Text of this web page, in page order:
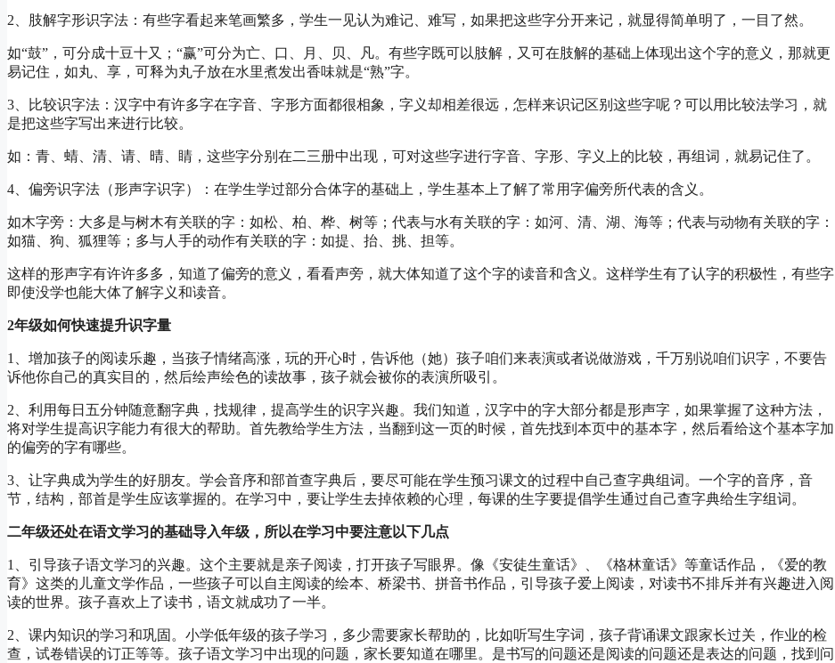
2、肢解字形识字法：有些字看起来笔画繁多，学生一见认为难记、难写，如果把这些字分开来记，就显得简单明了，一目了然。
如“鼓”，可分成十豆十又；“赢”可分为亡、口、月、贝、凡。有些字既可以肢解，又可在肢解的基础上体现出这个字的意义，那就更
易记住，如丸、享，可释为丸子放在水里煮发出香味就是“熟”字。
3、比较识字法：汉字中有许多字在字音、字形方面都很相象，字义却相差很远，怎样来识记区别这些字呢？可以用比较法学习，就
是把这些字写出来进行比较。
如：青、蜻、清、请、晴、睛，这些字分别在二三册中出现，可对这些字进行字音、字形、字义上的比较，再组词，就易记住了。
4、偏旁识字法（形声字识字）：在学生学过部分合体字的基础上，学生基本上了解了常用字偏旁所代表的含义。
如木字旁：大多是与树木有关联的字：如松、柏、桦、树等；代表与水有关联的字：如河、清、湖、海等；代表与动物有关联的字：
如猫、狗、狐狸等；多与人手的动作有关联的字：如提、抬、挑、担等。
这样的形声字有许许多多，知道了偏旁的意义，看看声旁，就大体知道了这个字的读音和含义。这样学生有了认字的积极性，有些字
即使没学也能大体了解字义和读音。
2年级如何快速提升识字量
1、增加孩子的阅读乐趣，当孩子情绪高涨，玩的开心时，告诉他（她）孩子咱们来表演或者说做游戏，千万别说咱们识字，不要告
诉他你自己的真实目的，然后绘声绘色的读故事，孩子就会被你的表演所吸引。
2、利用每日五分钟随意翻字典，找规律，提高学生的识字兴趣。我们知道，汉字中的字大部分都是形声字，如果掌握了这种方法，
将对学生提高识字能力有很大的帮助。首先教给学生方法，当翻到这一页的时候，首先找到本页中的基本字，然后看给这个基本字加
的偏旁的字有哪些。
3、让字典成为学生的好朋友。学会音序和部首查字典后，要尽可能在学生预习课文的过程中自己查字典组词。一个字的音序，音
节，结构，部首是学生应该掌握的。在学习中，要让学生去掉依赖的心理，每课的生字要提倡学生通过自己查字典给生字组词。
二年级还处在语文学习的基础导入年级，所以在学习中要注意以下几点
1、引导孩子语文学习的兴趣。这个主要就是亲子阅读，打开孩子写眼界。像《安徒生童话》、《格林童话》等童话作品，《爱的教
育》这类的儿童文学作品，一些孩子可以自主阅读的绘本、桥梁书、拼音书作品，引导孩子爱上阅读，对读书不排斥并有兴趣进入阅
读的世界。孩子喜欢上了读书，语文就成功了一半。
2、课内知识的学习和巩固。小学低年级的孩子学习，多少需要家长帮助的，比如听写生字词，孩子背诵课文跟家长过关，作业的检
查，试卷错误的订正等等。孩子语文学习中出现的问题，家长要知道在哪里。是书写的问题还是阅读的问题还是表达的问题，找到问